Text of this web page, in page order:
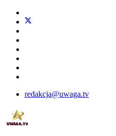
redakcja@uwaga.tv